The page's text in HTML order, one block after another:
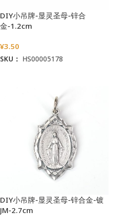
DIY小吊牌-显灵圣母-锌合
金-1.2cm
¥3.50
SKU： HS00005178
DIY小吊牌-显灵圣母-锌合金-镀
JM-2.7cm